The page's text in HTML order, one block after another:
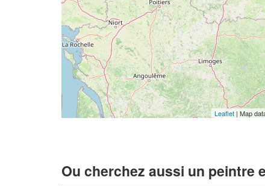
Leaflet | Map
Ou cherchez aussi un